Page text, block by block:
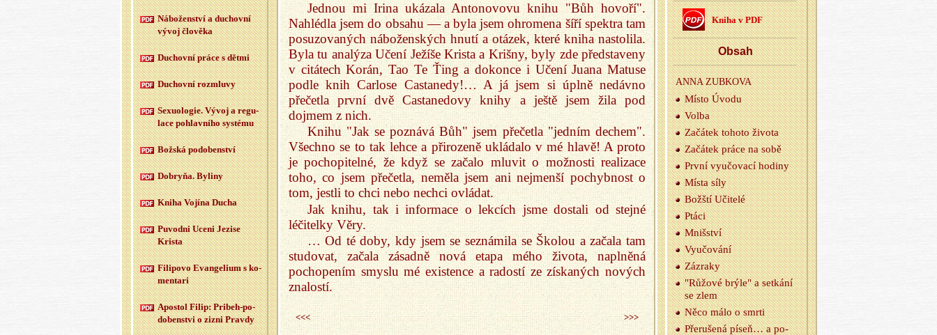
Jednou mi Irina ukázala Antonovovu knihu "Bůh hovoří".
Nahlédla jsem do obsahu — a byla jsem ohromena šíří spektra tam
posuzovaných náboženských hnutí a otázek, které kniha nastolila.
Byla tu analýza Učení Ježíše Krista a Krišny, byly zde představeny
v citátech Korán, Tao Te Ťing a dokonce i Učení Juana Matuse
podle knih Carlose Castanedy!… A já jsem si úplně nedávno
přečetla první dvě Castanedovy knihy a ještě jsem žila pod
dojmem z nich.
Knihu "Jak se poznává Bůh" jsem přečetla "jedním dechem".
Všechno se to tak lehce a přirozeně ukládalo v mé hlavě! A proto
je pochopitelné, že když se začalo mluvit o možnosti realizace
toho, co jsem přečetla, neměla jsem ani nejmenší pochybnost o
tom, jestli to chci nebo nechci ovládat.
Jak knihu, tak i informace o lekcích jsme dostali od stejné
léčitelky Věry.
… Od té doby, kdy jsem se seznámila se Školou a začala tam
studovat, začala zásadně nová etapa mého života, naplněná
pochopením smyslu mé existence a radostí ze získaných nových
znalostí.
<<< >>>
Kniha v PDF
Obsah
ANNA ZUB­KO­VA
Místo Úvodu
Volba
Za­čá­tek to­ho­to ži­vo­ta
Za­čá­tek práce na sobě
První vy­u­čo­va­cí ho­di­ny
Místa síly
Božští Uči­te­lé
Ptáci
Mniš­ství
Vy­u­čo­vá­ní
Zá­zra­ky
"Rů­žo­vé brýle" a se­tká­ní
se zlem
Něco málo o smrti
Pře­ru­še­ná píseň… a po­
Ná­bo­žen­ství a du­chov­ní
vývoj člo­vě­ka
Du­chov­ní práce s dětmi
Du­chov­ní roz­mlu­vy
Se­xu­o­lo­gie. Vývoj a re­gu­
la­ce po­hlav­ní­ho sys­té­mu
Bož­ská po­do­ben­ství
Dobryňa. By­li­ny
Kniha Vo­jí­na Ducha
Puvod­ni Uceni Je­zi­se
Kris­ta
Fi­li­po­vo Evan­ge­li­um s ko­
men­ta­ri
Apo­stol Filip: Pri­beh-po­
do­ben­st­vi o zizni Prav­dy